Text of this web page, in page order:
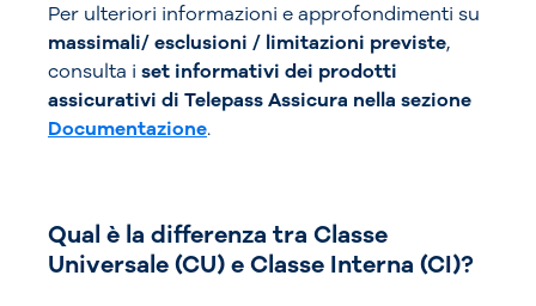
Per ulteriori informazioni e approfondimenti su
massimali/ esclusioni / limitazioni previste,
consulta i set informativi dei prodotti
assicurativi di Telepass Assicura nella sezione
Documentazione.
Qual è la differenza tra Classe
Universale (CU) e Classe Interna (CI)?